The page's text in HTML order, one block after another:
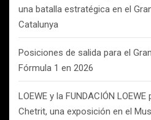
una batalla estratégica en el
Catalunya
Posiciones de salida para el
Fórmula 1 en 2026
LOEWE y la FUNDACIÓN
Chetrit, una exposición en el